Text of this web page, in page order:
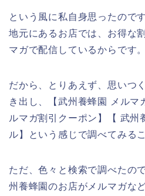
という風に私自身思ったので
地元にあるお店では、お得な
マガで配信しているからです。
だから、とりあえず、思いつ
き出し、【武州養蜂園 メルマ
ルマガ割引クーポン】【 武州
ル】という感じで調べてみる
ただ、色々と検索で調べたの
州養蜂園のお店がメルマガな